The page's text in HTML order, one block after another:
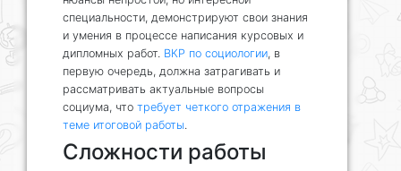
специальности, демонстрируют свои знания
и умения в процессе написания курсовых и
дипломных работ. ВКР по социологии, в
первую очередь, должна затрагивать и
рассматривать актуальные вопросы
социума, что требует четкого отражения в
теме итоговой работы.
Сложности работы